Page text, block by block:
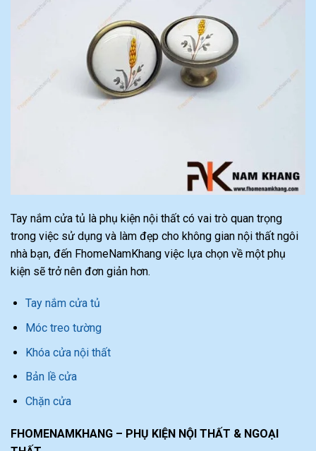
Tay nắm cửa tủ là phụ kiện nội thất có vai trò quan trọng
trong việc sử dụng và làm đẹp cho không gian nội thất ngôi
nhà bạn, đến FhomeNamKhang việc lựa chọn về một phụ
kiện sẽ trở nên đơn giản hơn.
Tay nắm cửa tủ
Móc treo tường
Khóa cửa nội thất
Bản lề cửa
Chặn cửa
FHOMENAMKHANG – PHỤ KIỆN NỘI THẤT & NGOẠI